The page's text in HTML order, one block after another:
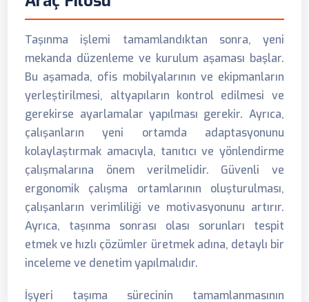
Taşınma işlemi tamamlandıktan sonra, yeni
mekanda düzenleme ve kurulum aşaması başlar.
Bu aşamada, ofis mobilyalarının ve ekipmanların
yerleştirilmesi, altyapıların kontrol edilmesi ve
gerekirse ayarlamalar yapılması gerekir. Ayrıca,
çalışanların yeni ortamda adaptasyonunu
kolaylaştırmak amacıyla, tanıtıcı ve yönlendirme
çalışmalarına önem verilmelidir. Güvenli ve
ergonomik çalışma ortamlarının oluşturulması,
çalışanların verimliliği ve motivasyonunu artırır.
Ayrıca, taşınma sonrası olası sorunları tespit
etmek ve hızlı çözümler üretmek adına, detaylı bir
inceleme ve denetim yapılmalıdır.
İşyeri taşıma sürecinin tamamlanmasının